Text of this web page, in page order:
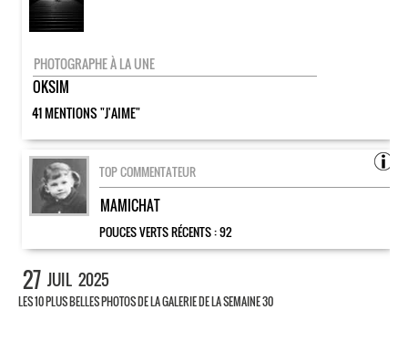
PHOTOGRAPHE À LA UNE
OKSIM
41 MENTIONS "J'AIME"
TOP COMMENTATEUR
MAMICHAT
POUCES VERTS RÉCENTS :92
27 JUIL 2025
LES 10 PLUS BELLES PHOTOS DE LA GALERIE DE LA SEMAINE 30